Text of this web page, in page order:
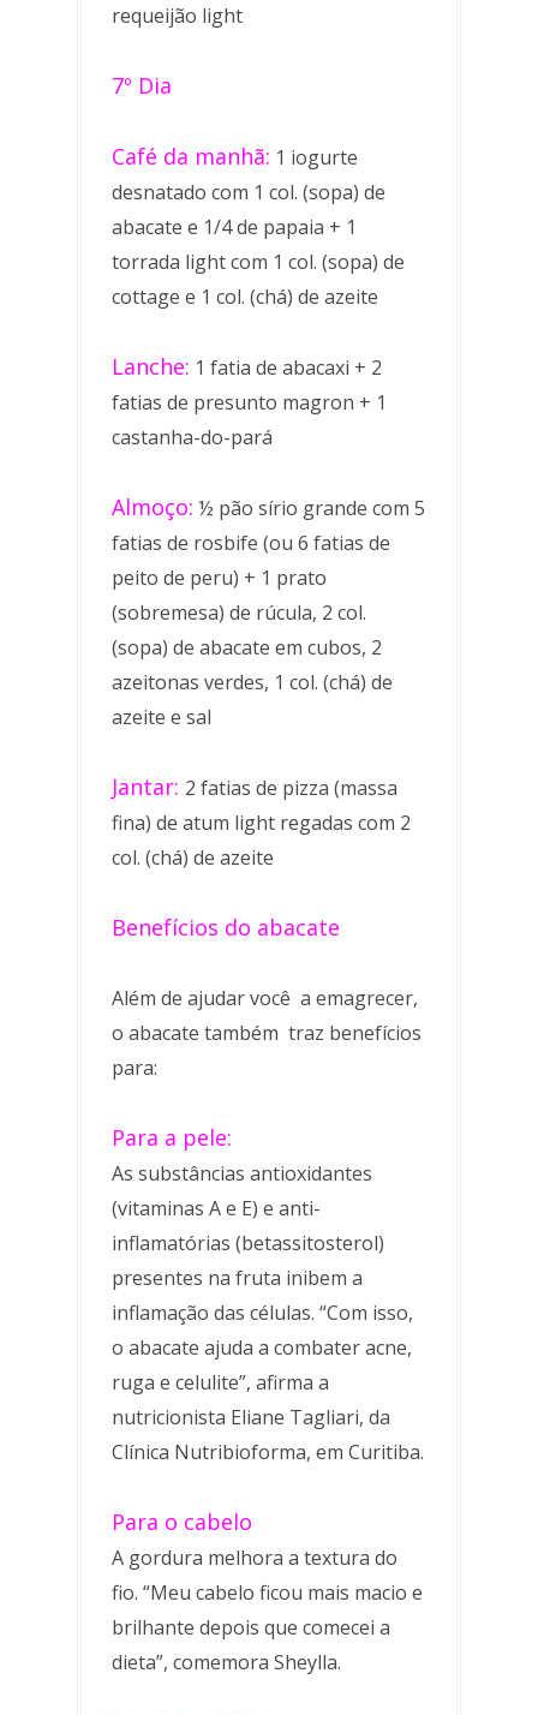
requeijão light
7º Dia
Café da manhã: 1 iogurte
desnatado com 1 col. (sopa) de
abacate e 1/4 de papaia + 1
torrada light com 1 col. (sopa) de
cottage e 1 col. (chá) de azeite
Lanche: 1 fatia de abacaxi + 2
fatias de presunto magron + 1
castanha-do-pará
Almoço: ½ pão sírio grande com 5
fatias de rosbife (ou 6 fatias de
peito de peru) + 1 prato
(sobremesa) de rúcula, 2 col.
(sopa) de abacate em cubos, 2
azeitonas verdes, 1 col. (chá) de
azeite e sal
Jantar: 2 fatias de pizza (massa
fina) de atum light regadas com 2
col. (chá) de azeite
Benefícios do abacate
Além de ajudar você a emagrecer,
o abacate também traz benefícios
para:
Para a pele:
As substâncias antioxidantes
(vitaminas A e E) e anti-
inflamatórias (betassitosterol)
presentes na fruta inibem a
inflamação das células. “Com isso,
o abacate ajuda a combater acne,
ruga e celulite”, afirma a
nutricionista Eliane Tagliari, da
Clínica Nutribioforma, em Curitiba.
Para o cabelo
A gordura melhora a textura do
fio. “Meu cabelo ficou mais macio e
brilhante depois que comecei a
dieta”, comemora Sheylla.